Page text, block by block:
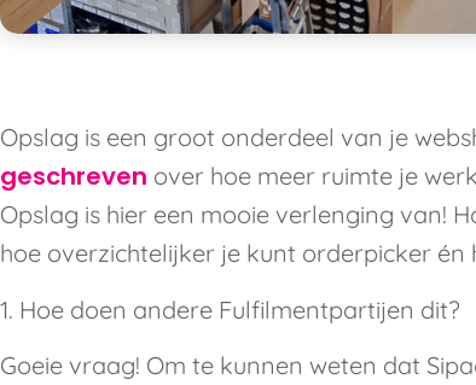
Opslag is een groot onderdeel van je
geschreven over hoe meer ruimte je
Opslag is hier een mooie verlenging van!
hoe overzichtelijker je kunt orderpicker én
1. Hoe doen andere Fulfilmentpartijen dit?
Goeie vraag! Om te kunnen weten dat